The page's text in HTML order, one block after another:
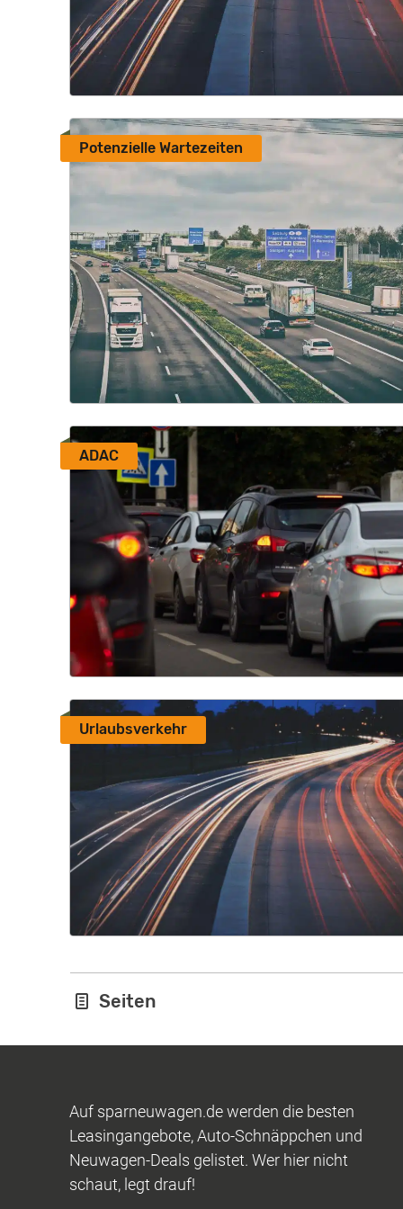
Potenzielle Wartezeiten
ADAC
Urlaubsverkehr
Seiten
Auf sparneuwagen.de werden die besten
Leasingangebote, Auto-Schnäppchen und
Neuwagen-Deals gelistet. Wer hier nicht
schaut, legt drauf!